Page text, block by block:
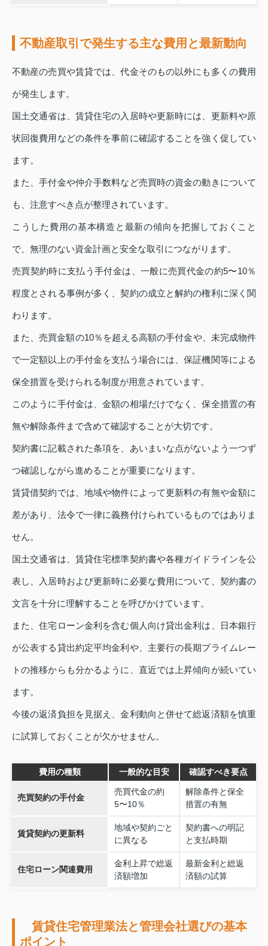
不動産取引で発生する主な費用と最新動向
不動産の売買や賃貸では、代金そのもの以外にも多くの費用
が発生します。
国土交通省は、賃貸住宅の入居時や更新時には、更新料や原
状回復費用などの条件を事前に確認することを強く促してい
ます。
また、手付金や仲介手数料など売買時の資金の動きについて
も、注意すべき点が整理されています。
こうした費用の基本構造と最新の傾向を把握しておくこと
で、無理のない資金計画と安全な取引につながります。
売買契約時に支払う手付金は、一般に売買代金の約5〜10％
程度とされる事例が多く、契約の成立と解約の権利に深く関
わります。
また、売買金額の10％を超える高額の手付金や、未完成物件
で一定額以上の手付金を支払う場合には、保証機関等による
保全措置を受けられる制度が用意されています。
このように手付金は、金額の相場だけでなく、保全措置の有
無や解除条件まで含めて確認することが大切です。
契約書に記載された条項を、あいまいな点がないよう一つず
つ確認しながら進めることが重要になります。
賃貸借契約では、地域や物件によって更新料の有無や金額に
差があり、法令で一律に義務付けられているものではありま
せん。
国土交通省は、賃貸住宅標準契約書や各種ガイドラインを公
表し、入居時および更新時に必要な費用について、契約書の
文言を十分に理解することを呼びかけています。
また、住宅ローン金利を含む個人向け貸出金利は、日本銀行
が公表する貸出約定平均金利や、主要行の長期プライムレー
トの推移からも分かるように、直近では上昇傾向が続いてい
ます。
今後の返済負担を見据え、金利動向と併せて総返済額を慎重
に試算しておくことが欠かせません。
費用の種類 一般的な目安 確認すべき要点
売買契約の手付金
売買代金の約
5〜10％
解除条件と保全
措置の有無
賃貸契約の更新料
地域や契約ごと
に異なる
契約書への明記
と支払時期
住宅ローン関連費用
金利上昇で総返
済額増加
最新金利と総返
済額の試算
賃貸住宅管理業法と管理会社選びの基本
ポイント